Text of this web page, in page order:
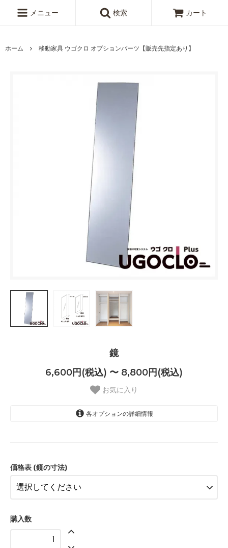
メニュー 検索 カート
ホーム 移動家具 ウゴクロ オプションパーツ【販売先指定あり】
鏡
6,600円(税込) 〜 8,800円(税込)
お気に入り
各オプションの詳細情報
6,600円(税込)
価格表 (鏡の寸法)
購入数